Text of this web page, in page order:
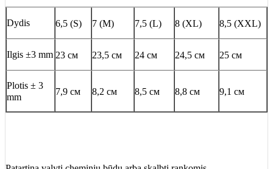
Dydis 6,5 (S) 7 (M) 7,5 (L) 8 (XL) 8,5 (XXL)
Ilgis ±3 mm 23 см 23,5 см 24 см 24,5 см 25 см
Plotis ± 3
mm
7,9 см 8,2 см 8,5 см 8,8 см 9,1 см